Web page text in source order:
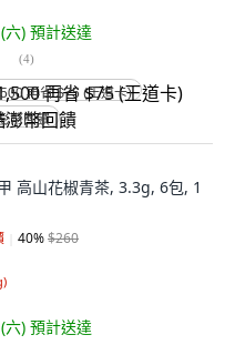
六) 預計送達
(4)
再省 $75 (王道卡)
幣回饋
高山花椒青茶, 3.3g, 6包, 1
40%$260
)
六) 預計送達